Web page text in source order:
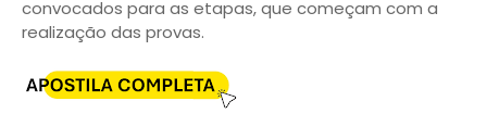
convocados para as etapas, que começam com a
realização das provas.